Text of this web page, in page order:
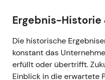
Ergebnis-Historie
Die historische
konstant das
erfüllt oder übertrifft.
Einblick in die erwartete